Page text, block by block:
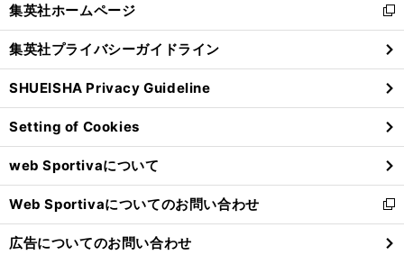
閉
る
集英社ホームページ
新
し
い
ウ
ィ
ン
ド
ウ
で
開
く
集英社プライバシーガイドライン
SHUEISHA Privacy Guideline
Setting of Cookies
web Sportivaについて
Web Sportivaについてのお問い合わせ
新
し
い
広告についてのお問い合わせ